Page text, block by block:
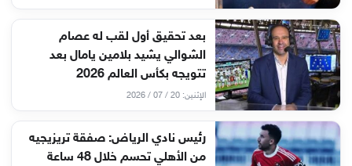
بعد تحقيق أول لقب له عصام
الشوالي يشيد بلامين يامال بعد
تتويجه بكأس العالم 2026
الإثنين: 20 / 07 / 2026
رئيس نادي الرياض: صفقة تريزيجيه
من الأهلي تحسم خلال 48 ساعة